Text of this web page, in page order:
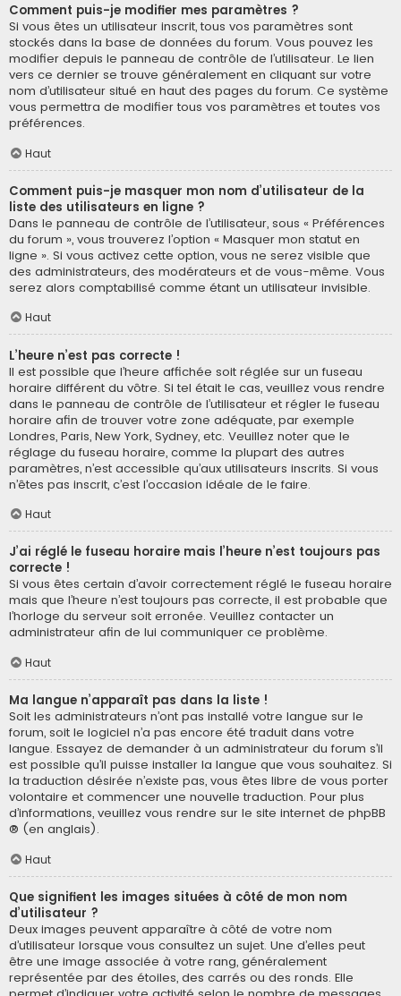
Comment puis-je modifier mes paramètres ?
Si vous êtes un utilisateur inscrit, tous vos paramètres sont
stockés dans la base de données du forum. Vous pouvez les
modifier depuis le panneau de contrôle de l’utilisateur. Le lien
vers ce dernier se trouve généralement en cliquant sur votre
nom d’utilisateur situé en haut des pages du forum. Ce système
vous permettra de modifier tous vos paramètres et toutes vos
préférences.
Haut
Comment puis-je masquer mon nom d’utilisateur de la
liste des utilisateurs en ligne ?
Dans le panneau de contrôle de l’utilisateur, sous « Préférences
du forum », vous trouverez l’option « Masquer mon statut en
ligne ». Si vous activez cette option, vous ne serez visible que
des administrateurs, des modérateurs et de vous-même. Vous
serez alors comptabilisé comme étant un utilisateur invisible.
Haut
L’heure n’est pas correcte !
Il est possible que l’heure affichée soit réglée sur un fuseau
horaire différent du vôtre. Si tel était le cas, veuillez vous rendre
dans le panneau de contrôle de l’utilisateur et régler le fuseau
horaire afin de trouver votre zone adéquate, par exemple
Londres, Paris, New York, Sydney, etc. Veuillez noter que le
réglage du fuseau horaire, comme la plupart des autres
paramètres, n’est accessible qu’aux utilisateurs inscrits. Si vous
n’êtes pas inscrit, c’est l’occasion idéale de le faire.
Haut
J’ai réglé le fuseau horaire mais l’heure n’est toujours pas
correcte !
Si vous êtes certain d’avoir correctement réglé le fuseau horaire
mais que l’heure n’est toujours pas correcte, il est probable que
l’horloge du serveur soit erronée. Veuillez contacter un
administrateur afin de lui communiquer ce problème.
Haut
Ma langue n’apparaît pas dans la liste !
Soit les administrateurs n’ont pas installé votre langue sur le
forum, soit le logiciel n’a pas encore été traduit dans votre
langue. Essayez de demander à un administrateur du forum s’il
est possible qu’il puisse installer la langue que vous souhaitez. Si
la traduction désirée n’existe pas, vous êtes libre de vous porter
volontaire et commencer une nouvelle traduction. Pour plus
d’informations, veuillez vous rendre sur le site internet de phpBB
® (en anglais).
Haut
Que signifient les images situées à côté de mon nom
d’utilisateur ?
Deux images peuvent apparaître à côté de votre nom
d’utilisateur lorsque vous consultez un sujet. Une d’elles peut
être une image associée à votre rang, généralement
représentée par des étoiles, des carrés ou des ronds. Elle